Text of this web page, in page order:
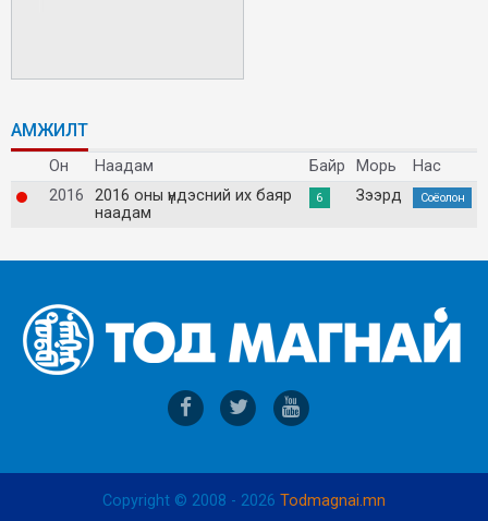
АМЖИЛТ
Он Наадам Байр Морь
Нас
2016
2016 оны үндэсний их баяр
наадам
6 Зээрд Соёолон
Copyright © 2008 - 2026 Todmagnai.mn